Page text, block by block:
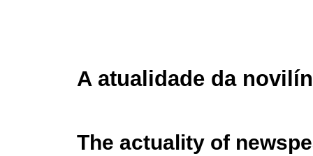
A atualidade da
The actuality of